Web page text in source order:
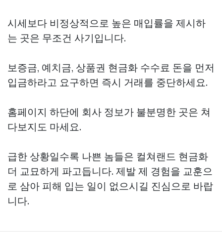
시세보다 비정상적으로 높은 매입률을 제시하
는 곳은 무조건 사기입니다.
보증금, 예치금, 상품권 현금화 수수료 돈을 먼저
입금하라고 요구하면 즉시 거래를 중단하세요.
홈페이지 하단에 회사 정보가 불분명한 곳은 쳐
다보지도 마세요.
급한 상황일수록 나쁜 놈들은 컬쳐랜드 현금화
더 교묘하게 파고듭니다. 제발 제 경험을 교훈으
로 삼아 피해 입는 일이 없으시길 진심으로 바랍
니다.